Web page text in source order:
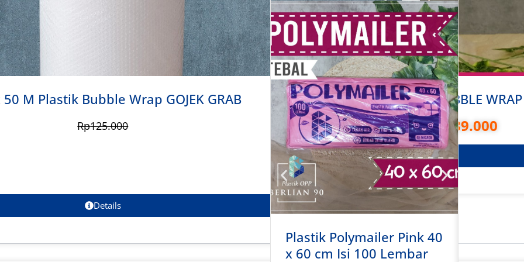
M Plastik Bubble Wrap GOJEK GRAB
Rp125.000
Details
BUBBLE
Rp39.000
Plastik Polymailer Pink 40
x 60 cm Isi 100 Lembar